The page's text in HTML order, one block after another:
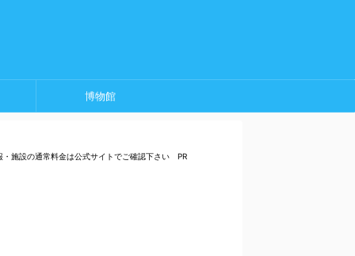
博物館
・施設の通常料金は公式サイトでご確認下さい PR